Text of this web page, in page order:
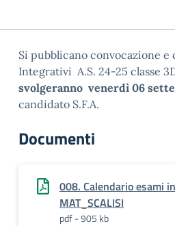
Si pubblicano convocazione e
Integrativi A.S. 24-25 classe
svolgeranno venerdì 06
candidato S.F.A.
Documenti
008. Calendario esami
MAT_SCALISI
pdf - 905 kb